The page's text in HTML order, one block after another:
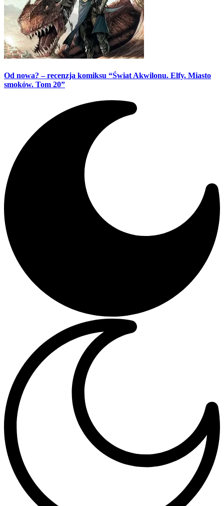
Od nowa? – recenzja komiksu “Świat Akwilonu. Elfy. Miasto
smoków. Tom 20”